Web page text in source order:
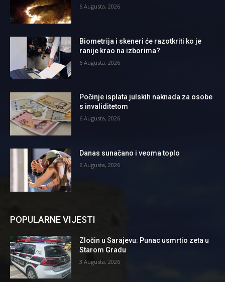
6 Augusta, 2026
Biometrija i skeneri će razotkriti ko je
ranije krao na izborima?
6 Augusta, 2026
Počinje isplata julskih naknada za osobe
s invaliditetom
6 Augusta, 2026
Danas sunačano i veoma toplo
6 Augusta, 2026
POPULARNE VIJESTI
Zločin u Sarajevu: Punac usmrtio zeta u
Starom Gradu
3 Augusta, 2026